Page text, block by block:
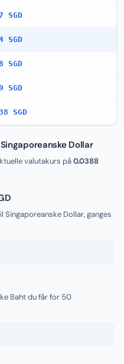
SGD
SGD
SGD
SGD
SGD
Dollar
valutakurs på0.0388
Dollar, ganges
Baht du får for 50